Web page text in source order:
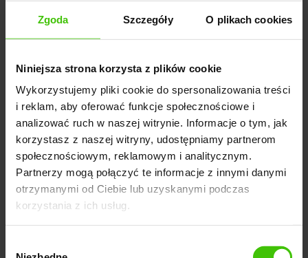
Zgoda Szczegóły O plikach cookies
Niniejsza strona korzysta z plików cookie
Wykorzystujemy pliki cookie do spersonalizowania treści
i reklam, aby oferować funkcje społecznościowe i
analizować ruch w naszej witrynie. Informacje o tym, jak
korzystasz z naszej witryny, udostępniamy partnerom
społecznościowym, reklamowym i analitycznym.
Partnerzy mogą połączyć te informacje z innymi danymi
otrzymanymi od Ciebie lub uzyskanymi podczas
korzystania z ich usług.
6. Dokładnie poznaj ofertę, by wybrać
agencję do optymalizacji konwersji
Oferty poszczególnych agencji marketingu
internetowego mogą znacząco się od siebie różnić,
dlatego zanim podejmiesz decyzję, sprawdź, co w
cenie oferuje konkretna firma. Być może w jednej
agencji będziesz mógł skorzystać nie tylko z
optymalizacji konwersji, ale także wybrać
pozycjonowanie strony, usługę SXO czy
Facebook Ads. Wybór jednej agencji marketingu
internetowego, która zapewnia szeroki katalog usług i